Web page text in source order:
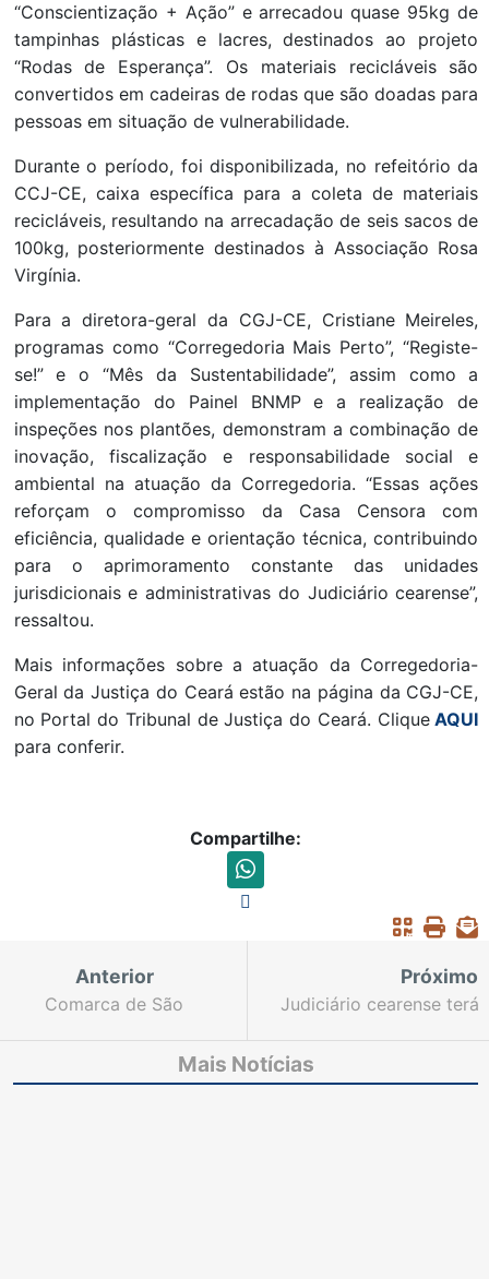
“Conscientização + Ação” e arrecadou quase 95kg de
tampinhas plásticas e lacres, destinados ao projeto
“Rodas de Esperança”. Os materiais recicláveis são
convertidos em cadeiras de rodas que são doadas para
pessoas em situação de vulnerabilidade.
Durante o período, foi disponibilizada, no refeitório da
CCJ-CE, caixa específica para a coleta de materiais
recicláveis, resultando na arrecadação de seis sacos de
100kg, posteriormente destinados à Associação Rosa
Virgínia.
Para a diretora-geral da CGJ-CE, Cristiane Meireles,
programas como “Corregedoria Mais Perto”, “Registe-
se!” e o “Mês da Sustentabilidade”, assim como a
implementação do Painel BNMP e a realização de
inspeções nos plantões, demonstram a combinação de
inovação, fiscalização e responsabilidade social e
ambiental na atuação da Corregedoria. “Essas ações
reforçam o compromisso da Casa Censora com
eficiência, qualidade e orientação técnica, contribuindo
para o aprimoramento constante das unidades
jurisdicionais e administrativas do Judiciário cearense”,
ressaltou.
Mais informações sobre a atuação da Corregedoria-
Geral da Justiça do Ceará estão na página da CGJ-CE,
no Portal do Tribunal de Justiça do Ceará. CliqueAQUI
para conferir.
Compartilhe:
Anterior
Comarca de São
confraternização
natalina e beneficia 26
Próximo
Judiciário cearense terá
mail entre 25 e 30/12
devido à manutenção
Mais Notícias